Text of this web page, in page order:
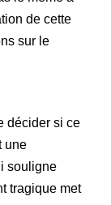
de cette
sur le
décider si ce
une
souligne
tragique met